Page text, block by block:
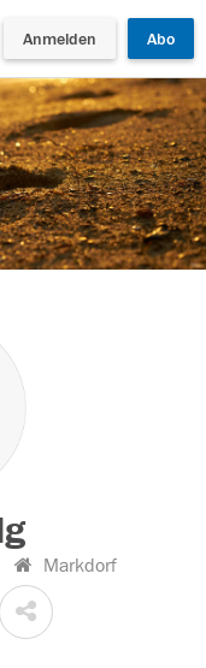
Anmelden Abo
Markdorf